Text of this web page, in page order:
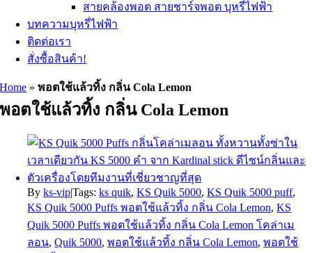
สายคล้องพอต สายชาร์จพอต บุหรี่ไฟฟ้า
บทความบุหรี่ไฟฟ้า
ติดต่อเรา
สั่งซื้อสินค้า!
Home »พอตใช้แล้วทิ้ง กลิ่น Cola Lemon
พอตใช้แล้วทิ้ง กลิ่น Cola Lemon
Byks-vip|Tags:ks quik,KS Quik 5000,KS Quik 5000 puff,
KS Quik 5000 Puffs พอตใช้แล้วทิ้ง กลิ่น Cola Lemon,KS
Quik 5000 Puffs พอตใช้แล้วทิ้ง กลิ่น Cola Lemon โคล่าเม
ลอน,Quik 5000,พอตใช้แล้วทิ้ง กลิ่น Cola Lemon,พอตใช้